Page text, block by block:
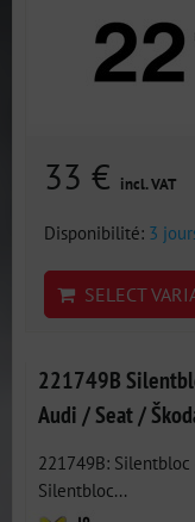
33 € incl. VAT
Disponibilité: 3
SELECT
221749B
Audi / Seat /
221749B:
Silentbloc...